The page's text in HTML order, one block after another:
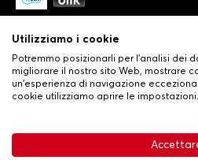
Condizioni generali di vendita•
Politica sulla privacy e sui cookie
Utilizziamo i cookie
Potremmo posizionarli per l'analisi dei
migliorare il nostro sito Web, mostrare
un'esperienza di navigazione
cookie utilizziamo aprire le impostazioni.